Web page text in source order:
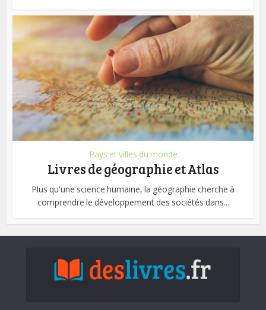
Pays et villes du monde
Livres de géographie et Atlas
Plus qu'une science humaine, la géographie cherche à
comprendre le développement des sociétés dans...